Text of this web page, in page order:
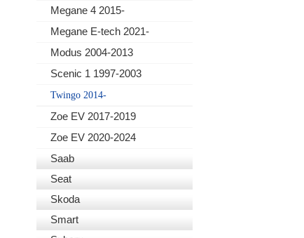
Megane 4 2015-
Megane E-tech 2021-
Modus 2004-2013
Scenic 1 1997-2003
Twingo 2014-
Zoe EV 2017-2019
Zoe EV 2020-2024
Saab
Seat
Skoda
Smart